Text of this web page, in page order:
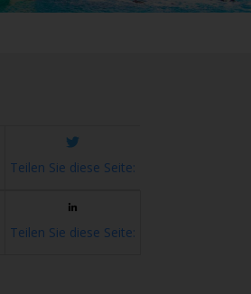
Teilen Sie diese Seite:
Teilen Sie diese Seite: